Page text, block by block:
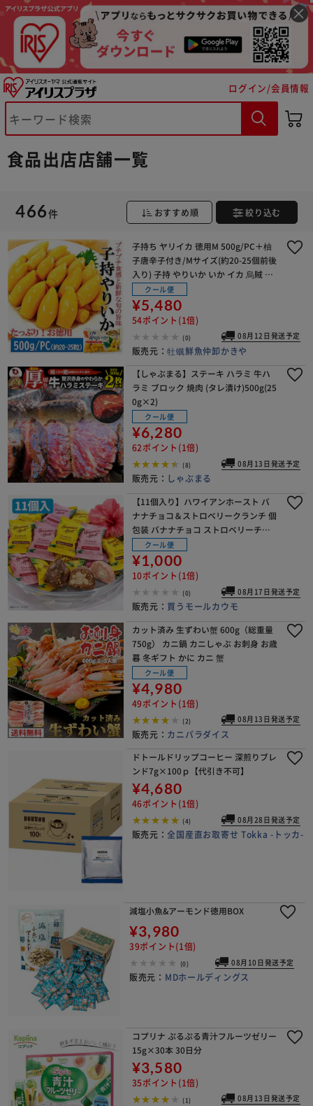
ログイン/会員情報
食品出店店舗一覧
466件 おすすめ順 絞り込む
子持ち ヤリイカ 徳用M 500g/PC＋柚
子唐辛子付き/Mサイズ(約20-25個前後
入り) 子持 やりいか いか イカ 烏賊 惣
菜 ギフト お取り寄せ プチプチ 食感 咀
嚼音 ASMR【代引き不可】
クール便
¥5,480
54ポイント(1倍)
(0) 08月12日発送予定
販売元：牡蠣鮮魚仲卸かきや
【しゃぶまる】ステーキ ハラミ 牛ハ
ラミ ブロック 焼肉 (タレ漬け)500g(25
0g×2)
クール便
¥6,280
62ポイント(1倍)
(8) 08月13日発送予定
販売元： しゃぶまる
【11個入り】ハワイアンホースト バ
ナナチョコ＆ストロベリークランチ 個
包装 バナナチョコ ストロベリーチョ
コ クランチ チョコレート お菓子 スイ
ーツ ナッツ クランチチョコ (HHバナ
ナストロベリ
クール便
¥1,000
10ポイント(1倍)
(0) 08月17日発送予定
販売元： 買うモールカウモ
カット済み 生ずわい蟹 600g（総重量
750g） カニ鍋 カニしゃぶ お刺身 お歳
暮 冬ギフト かに カニ 蟹
クール便
¥4,980
49ポイント(1倍)
(2) 08月13日発送予定
販売元： カニパラダイス
ドトールドリップコーヒー 深煎りブレ
ンド7g×100ｐ【代引き不可】
¥4,680
46ポイント(1倍)
(4) 08月28日発送予定
販売元： 全国産直お取寄せ Tokka -トッカ-
減塩小魚&アーモンド徳用BOX
¥3,980
39ポイント(1倍)
(0) 08月10日発送予定
販売元： MDホールディングス
コプリナ ぷるぷる青汁フルーツゼリー
15g×30本 30日分
¥3,580
35ポイント(1倍)
(1) 08月13日発送予定
※ご確認ください
カートに入れる 購入手続きへ